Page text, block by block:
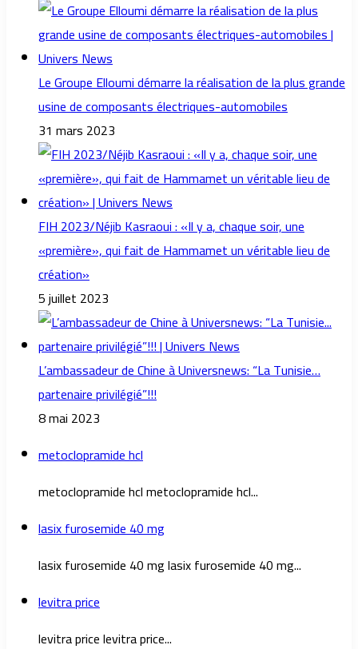
Le Groupe Elloumi démarre la réalisation de la plus grande
usine de composants électriques-automobiles
31 mars 2023
FIH 2023/Néjib Kasraoui : «Il y a, chaque soir, une
«première», qui fait de Hammamet un véritable lieu de
création»
5 juillet 2023
L’ambassadeur de Chine à Universnews: “La Tunisie…
partenaire privilégié”!!!
8 mai 2023
metoclopramide hcl
metoclopramide hcl metoclopramide hcl...
lasix furosemide 40 mg
lasix furosemide 40 mg lasix furosemide 40 mg...
levitra price
levitra price levitra price...